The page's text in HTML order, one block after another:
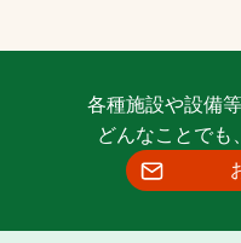
文字の見えづらさ
各種施設や設備
どんなことでも